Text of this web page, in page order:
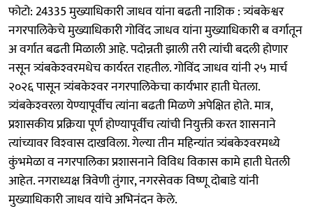
फोटो: 24335 मुख्याधिकारी जाधव यांना बढती नाशिक : त्र्यंबकेश्वर
नगरपालिकेचे मुख्याधिकारी गोविंद जाधव यांना मुख्याधिकारी ब वर्गातून
अ वर्गात बढती मिळाली आहे. पदोन्नती झाली तरी त्यांची बदली होणार
नसून त्र्यंबकेश्‍वरमधेच कार्यरत राहतील. गोविंद जाधव यांनी २५ मार्च
२०२६ पासून त्र्यंबकेश्‍वर नगरपालिकेचा कार्यभार हाती घेतला.
त्र्यंबकेश्‍वरला येण्यापूर्वीच त्यांना बढती मिळणे अपेक्षित होते. मात्र,
प्रशासकीय प्रक्रिया पूर्ण होण्यापूर्वीच त्यांची नियुक्ती करत शासनाने
त्यांच्यावर विश्‍वास दाखविला. गेल्या तीन महिन्यांत त्र्यंबकेश्‍वरमध्ये
कुंभमेळा व नगरपालिका प्रशासनाने विविध विकास कामे हाती घेतली
आहेत. नगराध्यक्ष त्रिवेणी तुंगार, नगरसेवक विष्णू दोबाडे यांनी
मुख्याधिकारी जाधव यांचे अभिनंदन केले.